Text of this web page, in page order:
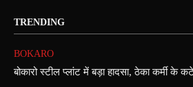
TRENDING
BOKARO
बोकारो स्टील प्लांट में बड़ा हादसा, ठेका कर्मी के